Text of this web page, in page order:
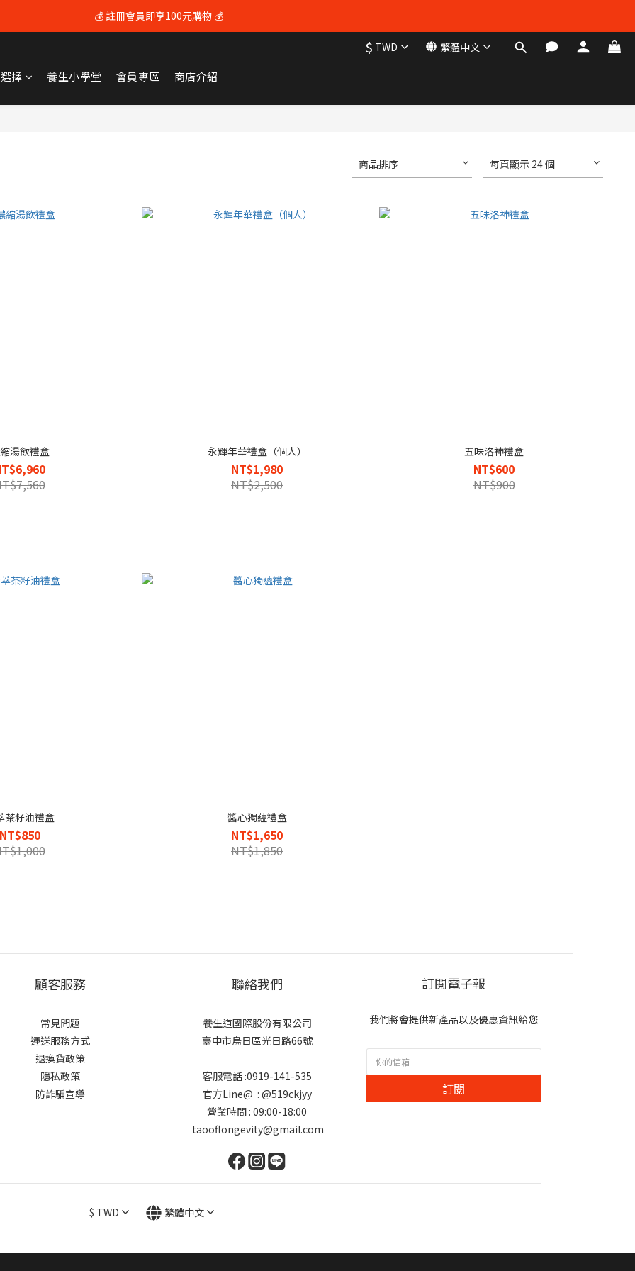
💰 註冊會員即享100元購物 💰
💰 註冊會員即享100元購物 💰
💰 註冊會員即享100元購物 💰
$ TWD 繁體中文
擇 養生小學堂 會員專區 商店介紹
商品排序 每頁顯示 24 個
湯飲禮盒 永輝年華禮盒（個人）
NT$1,980
NT$2,500
五味洛神禮盒
NT$600
NT$900
茶籽油禮盒 醬心獨蘊禮盒
NT$1,650
NT$1,850
顧客服務
常見問題
運送服務方式
退換貨政策
隱私政策
防詐騙宣導
聯絡我們
養生道國際股份有限公司
臺中市烏日區光日路66號
客服電話 :0919-141-535
官方Line@ : @519ckjyy
營業時間 : 09:00-18:00
taooflongevity@gmail.com
訂閱電子報
我們將會提供新產品以及優惠資訊給您
訂閱
$ TWD 繁體中文